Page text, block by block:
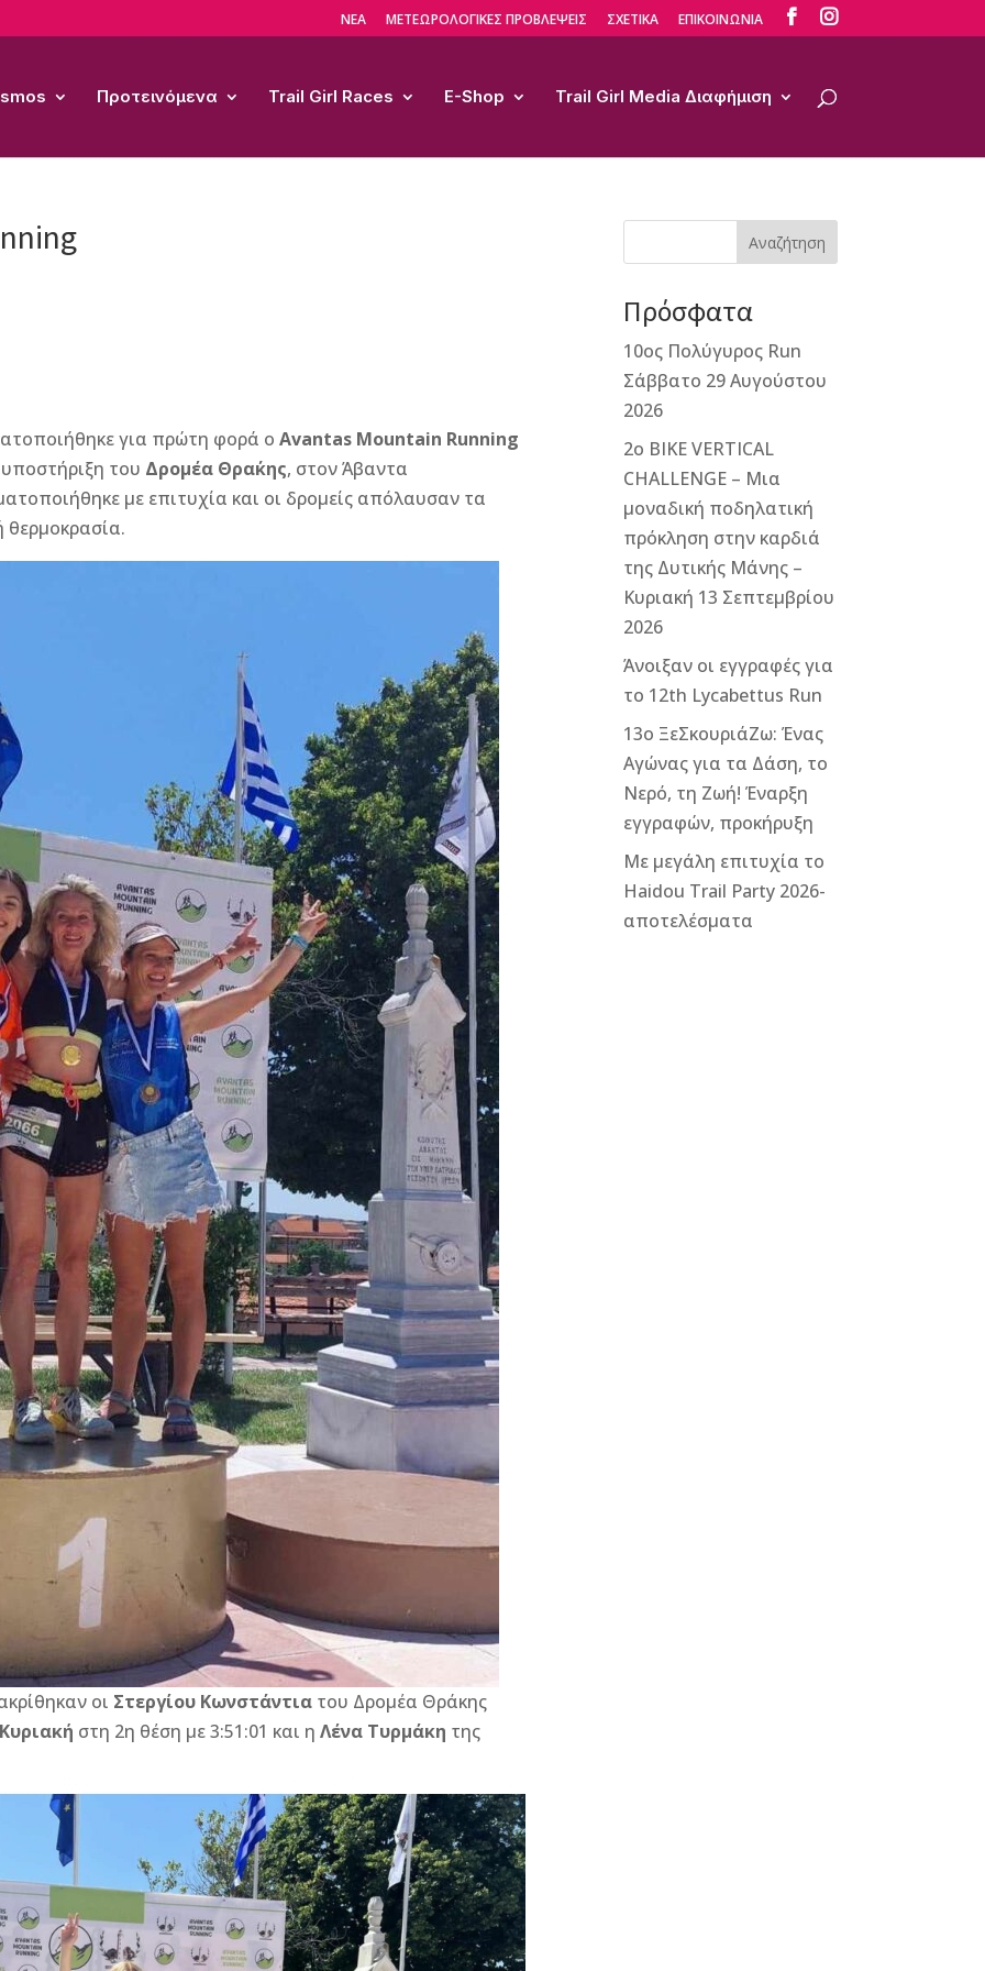
ΝΕΑ ΜΕΤΕΩΡΟΛΟΓΙΚΕΣ ΠΡΟΒΛΕΨΕΙΣ ΣΧΕΤΙΚΑ ΕΠΙΚΟΙΝΩΝΙΑ  
Προτεινόμενα Trail Girl Races E-Shop Trail Girl Media Διαφήμιση
για πρώτη φορά οAvantas Mountain Running
του Δρομέα Θρα΄κης, στον Άβαντα
με επιτυχία και οι δρομείς απόλαυσαν τα
οι Στεργίου Κωνστάντια του Δρομέα Θράκης
στη 2η θέση με 3:51:01 και ηΛένα Τυρμάκη της
Αναζήτηση
Πρόσφατα
10ος Πολύγυρος Run
Σάββατο 29 Αυγούστου
2026
2ο ΒΙΚΕ VERTICAL
CHALLENGE – Μια
μοναδική ποδηλατική
πρόκληση στην καρδιά
της Δυτικής Μάνης –
Κυριακή 13 Σεπτεμβρίου
2026
Άνοιξαν οι εγγραφές για
το 12th Lycabettus Run
13ο ΞεΣκουριάΖω: Ένας
Αγώνας για τα Δάση, το
Νερό, τη Ζωή! Έναρξη
εγγραφών, προκήρυξη
Με μεγάλη επιτυχία το
Haidou Trail Party 2026-
αποτελέσματα